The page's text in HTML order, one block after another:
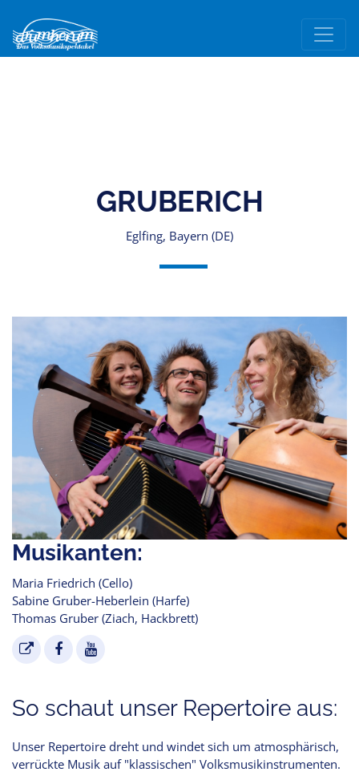
GRUBERICH
Eglfing, Bayern (DE)
Musikanten:
Maria Friedrich (Cello)
Sabine Gruber-Heberlein (Harfe)
Thomas Gruber (Ziach, Hackbrett)
So schaut unser Repertoire aus:
Unser Repertoire dreht und windet sich um atmosphärisch,
verrückte Musik auf "klassischen" Volksmusikinstrumenten.